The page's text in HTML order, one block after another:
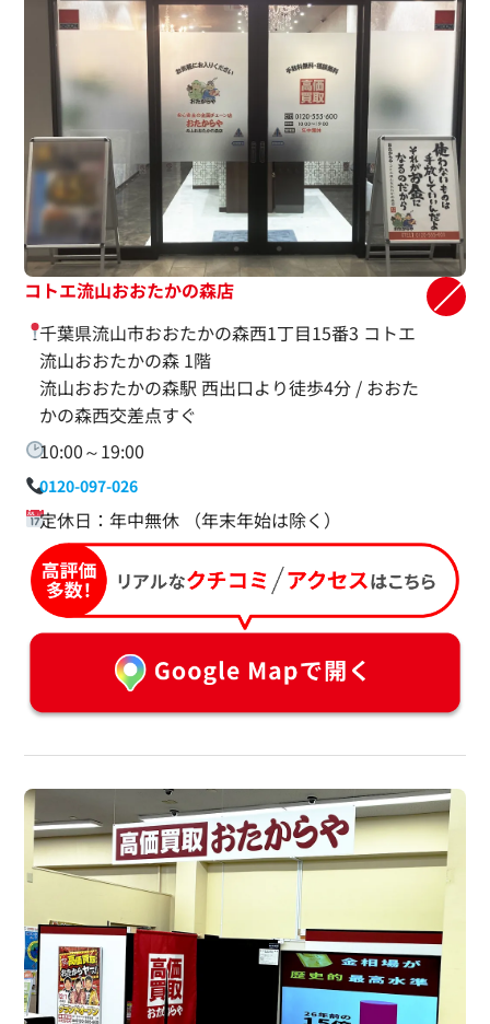
コトエ流山おおたかの森店
千葉県流山市おおたかの森西1丁目15番3 コトエ
流山おおたかの森 1階
流山おおたかの森駅 西出口より徒歩4分 / おおた
かの森西交差点すぐ
10:00～19:00
0120-097-026
定休日：年中無休 （年末年始は除く）